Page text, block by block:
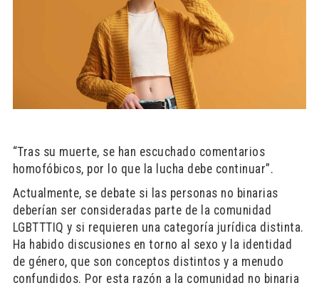
“Tras su muerte, se han escuchado comentarios
homofóbicos, por lo que la lucha debe continuar”.
Actualmente, se debate si las personas no binarias
deberían ser consideradas parte de la comunidad
LGBTTTIQ y si requieren una categoría jurídica distinta.
Ha habido discusiones en torno al sexo y la identidad
de género, que son conceptos distintos y a menudo
confundidos. Por esta razón a la comunidad no binaria